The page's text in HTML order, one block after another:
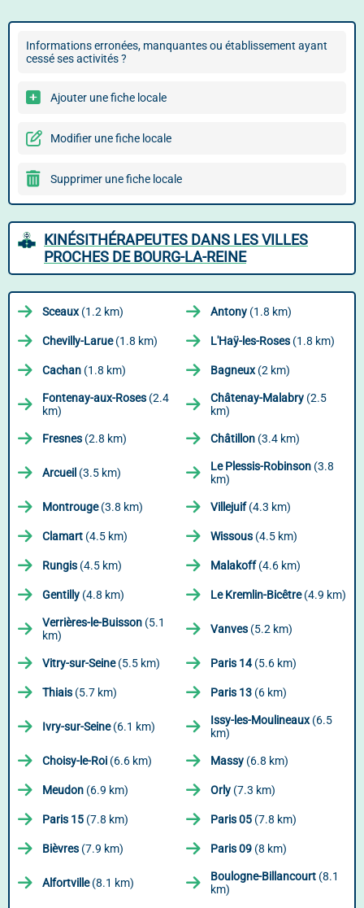
Informations erronées, manquantes ou établissement ayant
cessé ses activités ?
Ajouter une fiche locale
Modifier une fiche locale
Supprimer une fiche locale
KINÉSITHÉRAPEUTES DANS LES VILLES
PROCHES DE BOURG-LA-REINE
Sceaux(1.2 km) Antony (1.8 km)
Chevilly-Larue(1.8 km) L'Haÿ-les-Roses (1.8 km)
Cachan (1.8 km) Bagneux(2 km)
Fontenay-aux-Roses (2.4
km)
Châtenay-Malabry (2.5
km)
Fresnes (2.8 km) Châtillon (3.4 km)
Arcueil (3.5 km) Le Plessis-Robinson (3.8
km)
Montrouge(3.8 km) Villejuif(4.3 km)
Clamart (4.5 km) Wissous (4.5 km)
Rungis (4.5 km) Malakoff(4.6 km)
Gentilly (4.8 km) Le Kremlin-Bicêtre(4.9 km)
Verrières-le-Buisson (5.1
km)
Vanves (5.2 km)
Vitry-sur-Seine(5.5 km) Paris 14(5.6 km)
Thiais (5.7 km) Paris 13 (6 km)
Ivry-sur-Seine(6.1 km) Issy-les-Moulineaux(6.5
km)
Choisy-le-Roi (6.6 km) Massy (6.8 km)
Meudon (6.9 km) Orly (7.3 km)
Paris 15 (7.8 km) Paris 05 (7.8 km)
Bièvres (7.9 km) Paris 09 (8 km)
Alfortville(8.1 km) Boulogne-Billancourt (8.1
km)